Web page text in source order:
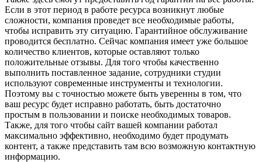
Если в этот период в работе ресурса возникнут любые
сложности, компания проведет все необходимые работы,
чтобы исправить эту ситуацию. Гарантийное обслуживание
проводится бесплатно. Сейчас компания имеет уже большое
количество клиентов, которые оставляют только
положительные отзывы. Для того чтобы качественно
выполнить поставленное задание, сотрудники студии
используют современные инструменты и технологии.
Поэтому вы с точностью можете быть уверенны в том, что
ваш ресурс будет исправно работать, быть достаточно
простым в пользовании и поиске необходимых товаров.
Также, для того чтобы сайт вашей компании работал
максимально эффективно, необходимо будет продумать
контент, а также представить там всю возможную контактную
информацию.